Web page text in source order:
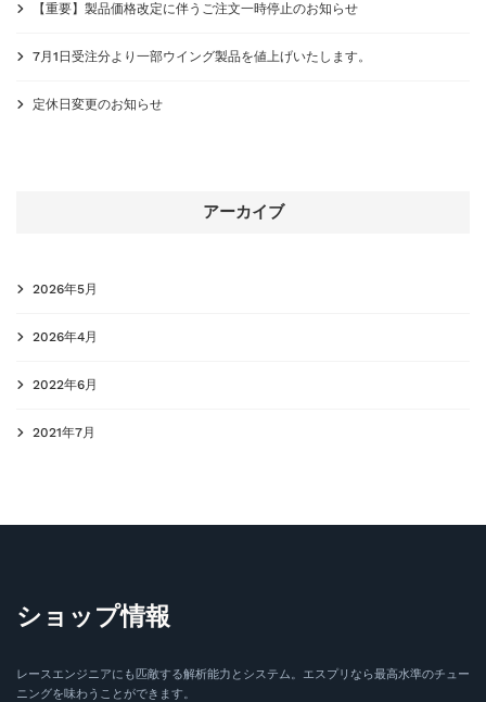
【重要】製品価格改定に伴うご注文一時停止のお知らせ
7月1日受注分より一部ウイング製品を値上げいたします。
定休日変更のお知らせ
アーカイブ
2026年5月
2026年4月
2022年6月
2021年7月
ショップ情報
レースエンジニアにも匹敵する解析能力とシステム。エスプリなら最高水準のチュー
ニングを味わうことができます。